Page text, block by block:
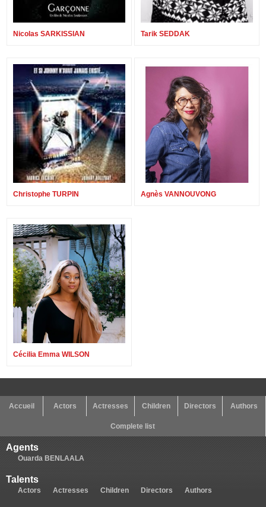
Nicolas SARKISSIAN Tarik SEDDAK
Christophe TURPIN Agnès VANNOUVONG
Cécilia Emma WILSON
Accueil Actors Actresses Children Directors Authors
Complete list
Agents
Ouarda BENLAALA
Talents
Actors Actresses Children Directors Authors